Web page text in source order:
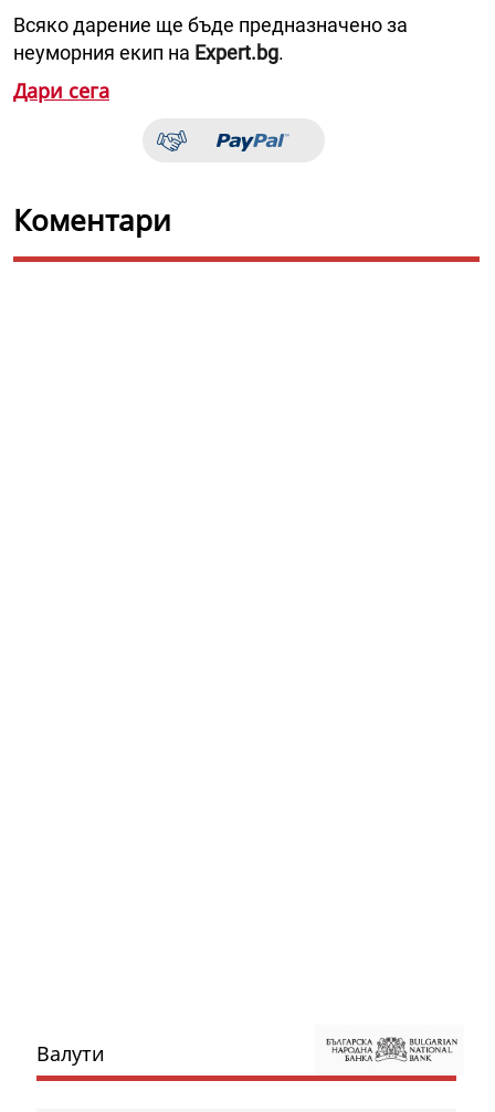
Всяко дарение ще бъде предназначено за
неуморния екип на Expert.bg.
Дари сега
Коментари
Валути